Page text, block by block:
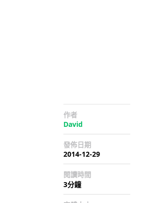
作者
David
發佈日期
2014-12-29
閱讀時間
3分鐘